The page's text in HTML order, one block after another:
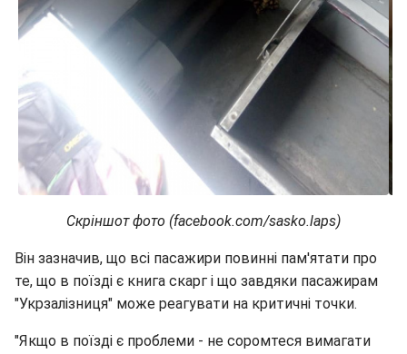
Скріншот фото (facebook.com/sasko.laps)
Він зазначив, що всі пасажири повинні пам'ятати про
те, що в поїзді є книга скарг і що завдяки пасажирам
"Укрзалізниця" може реагувати на критичні точки.
"Якщо в поїзді є проблеми - не соромтеся вимагати